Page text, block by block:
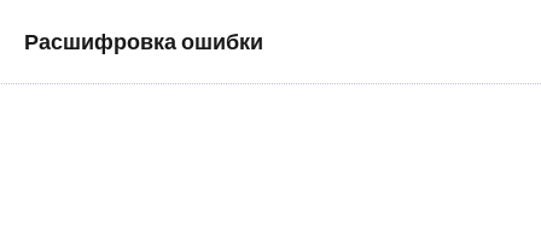
Расшифровка ошибки